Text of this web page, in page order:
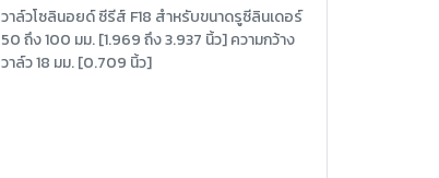
วาล์วโซลินอยด์ ซีรีส์ F18 สำหรับขนาดรูซีลินเดอร์
50 ถึง 100 มม. [1.969 ถึง 3.937 นิ้ว] ความกว้าง
วาล์ว 18 มม. [0.709 นิ้ว]